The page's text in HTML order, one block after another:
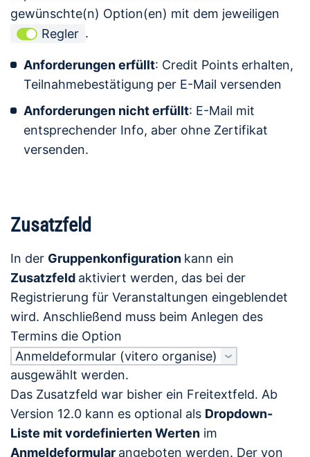
gewünschte(n) Option(en) mit dem jeweiligen
Regler .
Anforderungen erfüllt: Credit Points erhalten,
Teilnahmebestätigung per E-Mail versenden
Anforderungen nicht erfüllt: E-Mail mit
entsprechender Info, aber ohne Zertifikat
versenden.
Zusatzfeld
In der Gruppenkonfiguration kann ein
Zusatzfeld aktiviert werden, das bei der
Registrierung für Veranstaltungen eingeblendet
wird. Anschließend muss beim Anlegen des
Termins die Option
Anmeldeformular (vitero organise)
ausgewählt werden.
Das Zusatzfeld war bisher ein Freitextfeld. Ab
Version 12.0 kann es optional als Dropdown-
Liste mit vordefinierten Werten im
Anmeldeformular angeboten werden. Der von